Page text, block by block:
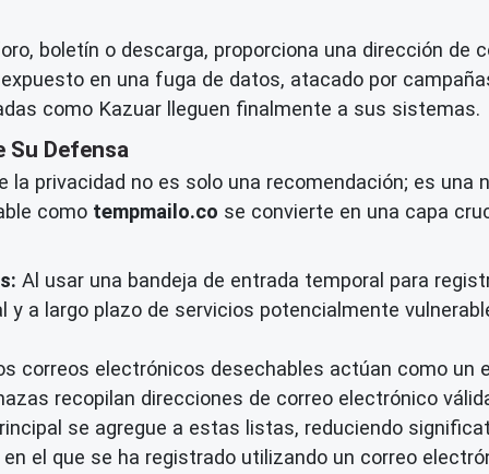
boletín o descarga, proporciona una dirección de
en una fuga de datos, atacado por
como Kazuar lleguen finalmente a sus sistemas.
Su Defensa
privacidad no es solo una recomendación; es una
como tempmailo.co se convierte en una capa
Al usar una bandeja de entrada temporal para
a largo plazo de servicios potencialmente
correos electrónicos desechables actúan como un
recopilan direcciones de correo electrónico
se agregue a estas listas, reduciendo
el que se ha registrado utilizando un correo